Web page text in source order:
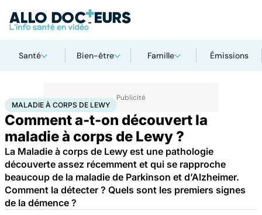
Santé Bien-être Famille Émissions
AccueilSantéMaladiesMaladie à corps de Lewy
MALADIE À CORPS DE LEWY
Comment a-t-on découvert la
maladie à corps de Lewy ?
La Maladie à corps de Lewy est une pathologie
découverte assez récemment et qui se rapproche
beaucoup de la maladie de Parkinson et d’Alzheimer.
Comment la détecter ? Quels sont les premiers signes
de la démence ?